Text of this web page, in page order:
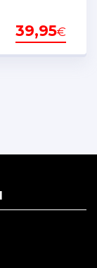
39,95€